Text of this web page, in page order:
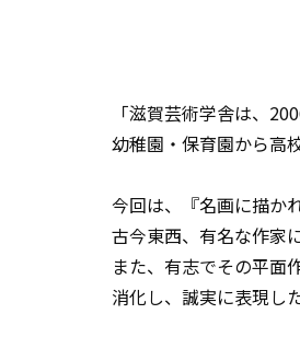
「滋賀芸術学舎は、
幼稚園・保育園から高
今回は、『名画に描か
古今東西、有名な作家
また、有志でその平面
消化し、誠実に表現し